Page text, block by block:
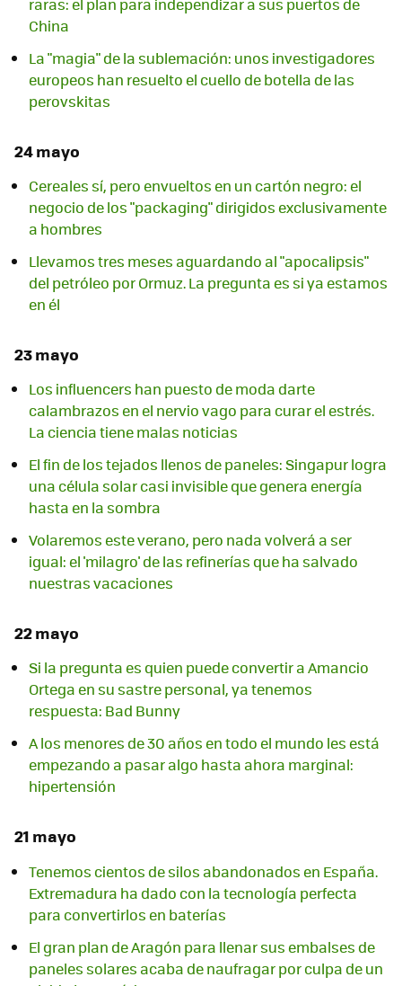
China
La "magia" de la sublemación: unos investigadores
europeos han resuelto el cuello de botella de las
perovskitas
24 mayo
Cereales sí, pero envueltos en un cartón negro: el
negocio de los "packaging" dirigidos exclusivamente
a hombres
Llevamos tres meses aguardando al "apocalipsis"
del petróleo por Ormuz. La pregunta es si ya estamos
en él
23 mayo
Los influencers han puesto de moda darte
calambrazos en el nervio vago para curar el estrés.
La ciencia tiene malas noticias
El fin de los tejados llenos de paneles: Singapur logra
una célula solar casi invisible que genera energía
hasta en la sombra
Volaremos este verano, pero nada volverá a ser
igual: el 'milagro' de las refinerías que ha salvado
nuestras vacaciones
22 mayo
Si la pregunta es quien puede convertir a Amancio
Ortega en su sastre personal, ya tenemos
respuesta: Bad Bunny
A los menores de 30 años en todo el mundo les está
empezando a pasar algo hasta ahora marginal:
hipertensión
21 mayo
Tenemos cientos de silos abandonados en España.
Extremadura ha dado con la tecnología perfecta
para convertirlos en baterías
El gran plan de Aragón para llenar sus embalses de
paneles solares acaba de naufragar por culpa de un